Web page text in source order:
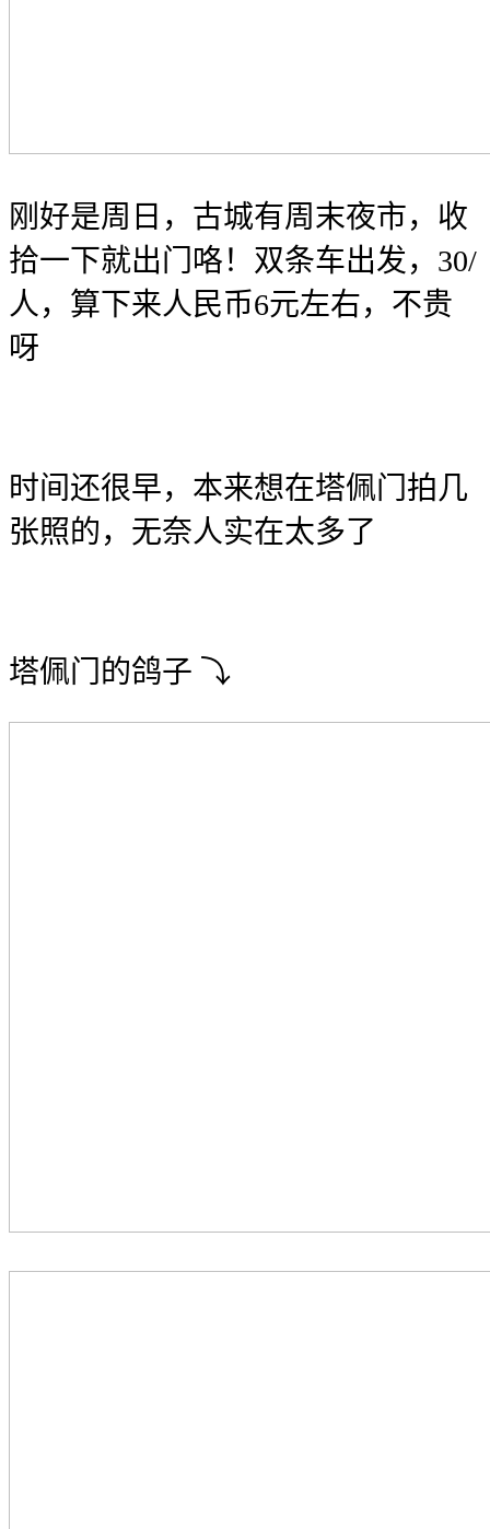
刚好是周日，古城有周末夜市，收
拾一下就出门咯！双条车出发，30/
人，算下来人民币6元左右，不贵
呀
时间还很早，本来想在塔佩门拍几
张照的，无奈人实在太多了
塔佩门的鸽子 ⤵︎